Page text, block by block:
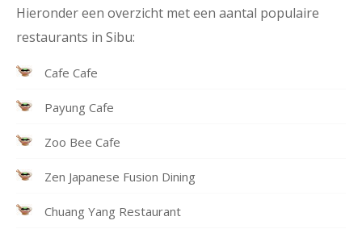
Hieronder een overzicht met een aantal populaire
restaurants in Sibu:
Cafe Cafe
Payung Cafe
Zoo Bee Cafe
Zen Japanese Fusion Dining
Chuang Yang Restaurant